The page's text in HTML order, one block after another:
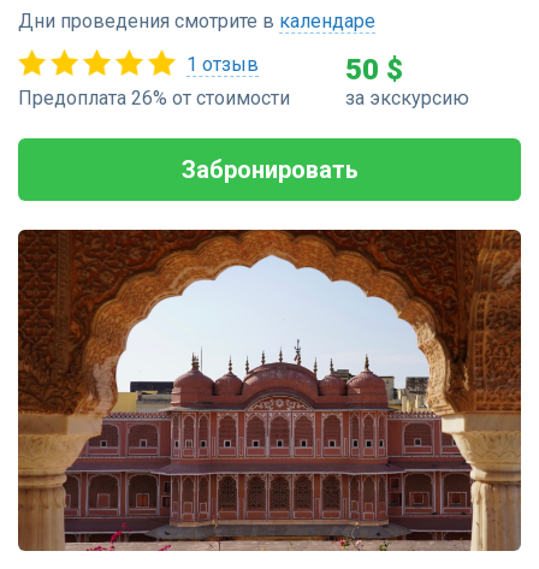
Дни проведения смотрите в календаре
1 отзыв
Предоплата 26% от стоимости
50 $
за экскурсию
Забронировать